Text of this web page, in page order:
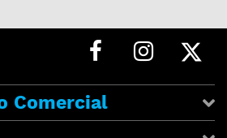
Comercial